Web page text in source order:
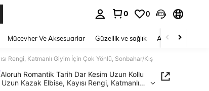
0 0
Mücevher Ve Aksesuarlar Güzellik ve sağlık Ayakkabı
Rengi, Katmanlı Giyim İçin Çok Yönlü, Sonbahar/Kış
Aloruh Romantik Tarih Dar Kesim Uzun Kollu
Uzun Kazak Elbise, Kayısı Rengi, Katmanlı